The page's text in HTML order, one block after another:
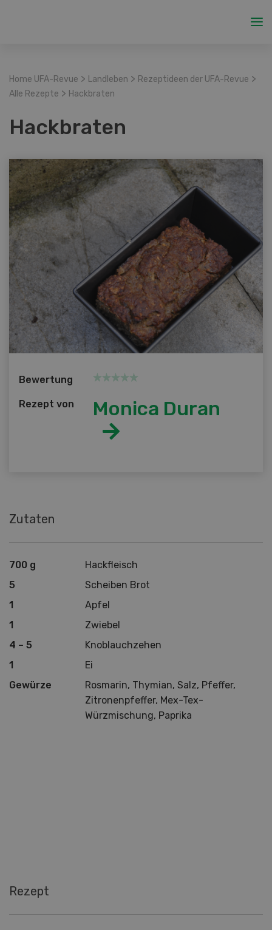
Home UFA-Revue > Landleben > Rezeptideen der UFA-Revue >
Alle Rezepte > Hackbraten
Hackbraten
Bewertung
Rezept von Monica Duran
Zutaten
700 g
Hackfleisch
5
Scheiben Brot
1
Apfel
1
Zwiebel
4 – 5
Knoblauchzehen
1
Ei
Gewürze
Rosmarin, Thymian, Salz, Pfeffer,
Zitronenpfeffer, Mex-Tex-
Würzmischung, Paprika
Rezept